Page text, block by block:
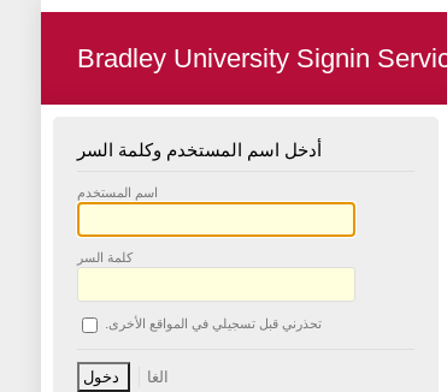
Bradley University Signin
أدخل اسم المستخدم وكلمة السر
اسم المستخدم
كلمة السر
تحذرني قبل تسجيلي في المواقع الأخرى.